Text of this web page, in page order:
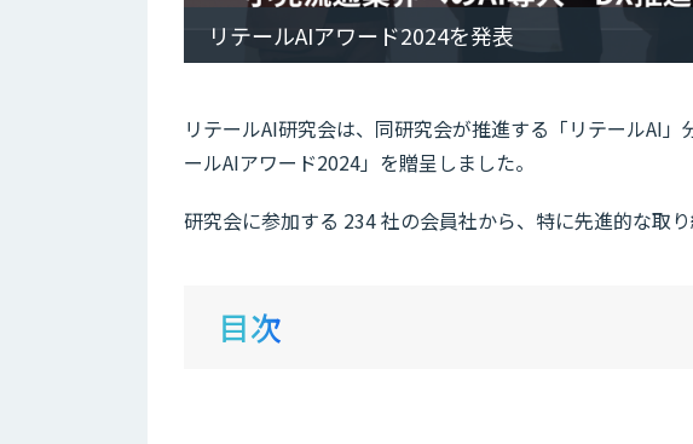
リテールAIアワード2024を発表
リテールAI研究会は、同研究会が推進する「リテールAI
ールAIアワード2024」を贈呈しました。
研究会に参加する 234 社の会員社から、特に先進的な取
目次